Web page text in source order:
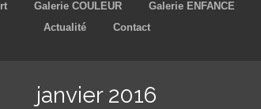
Aller
Galerie COULEUR Galerie ENFANCE
Actualité
Contact
janvier 2016